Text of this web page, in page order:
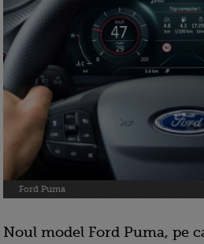
Ford Puma
Noul model Ford Puma, pe